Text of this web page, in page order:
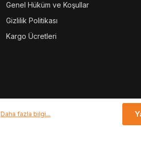
Genel Hüküm ve Koşullar
Gizlilik Politikası
Kargo Ücretleri
Daha fazla bilgi...